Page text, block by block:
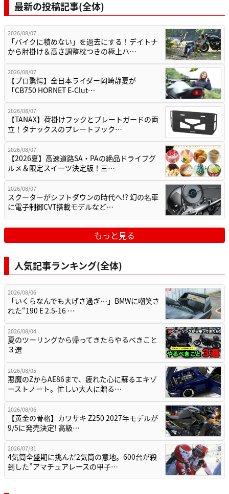
最新の投稿記事(全体)
2026/08/07
「バイクに積めない」を過去にする！デイトナ
から肘掛け＆高さ調整枕つきの極上ハ…
2026/08/07
【プロ驚愕】全日本ライダー岡崎静夏が
「CB750 HORNET E-Clut…
2026/08/07
【TANAX】荷掛けフックとプレートガードの両
立！タナックスのプレートフック…
2026/08/07
【2026夏】高速道路SA・PAの絶品ドライブグ
ルメ＆限定スイーツ決定版！三…
2026/08/07
スクーターがシフトダウンの時代へ!? 幻の名車
に電子制御CVT搭載モデルなど…
もっと見る
人気記事ランキング(全体)
2026/08/06
「いくらなんでも大げさ過ぎ…」BMWに嘲笑さ
れた“190 E 2.5-16 …
2026/08/04
夏のツーリングから帰ってきたらやるべきこと
３選
2026/08/05
悪魔のZからAE86まで、疲れた心に蘇るエキゾ
ーストノート。忙しい大人に贈る…
2026/08/06
【黄金の骨格】カワサキ Z250 2027年モデルが
9/5に発売決定! 高級…
2026/07/31
4気筒全盛期に挑んだ2気筒の意地。600台が殺
到した”アマチュアレースの甲子…